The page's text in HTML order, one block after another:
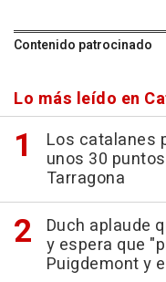
Contenido patrocinado
Lo más leído en
Los catalanes
unos 30
Tarragona
Duch aplaude
y espera que
Puigdemont y